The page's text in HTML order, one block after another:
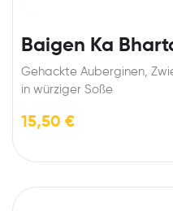
Baigen Ka
Gehackte Auberginen,
in würziger Soße
15,50 €